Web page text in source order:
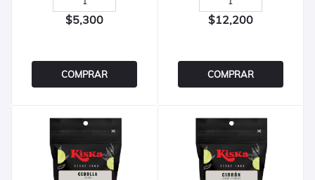
$5,300
COMPRAR
$12,200
COMPRAR